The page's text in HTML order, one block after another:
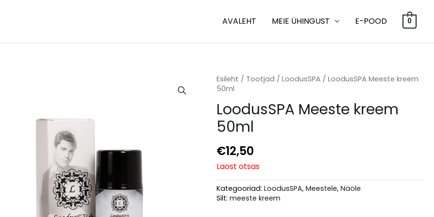
AVALEHT MEIE ÜHINGUST E-POOD 0
Esileht / Tootjad /LoodusSPA / LoodusSPA Meeste kreem
50ml
LoodusSPA Meeste kreem
50ml
€12,50
Laost otsas
Kategooriad:LoodusSPA,Meestele,Näole
Silt:meeste kreem